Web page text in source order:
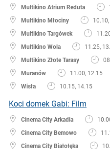
Multikino Atrium Reduta
Multikino Młociny
Multikino Targówek
Multikino Wola
11.25,
Multikino Złote Tarasy
Muranów
11.00, 12.15
Wisła
10.15, 14.15
Koci domek Gabi: Film
Cinema City Arkadia
Cinema City Bemowo
Cinema City Białołęka